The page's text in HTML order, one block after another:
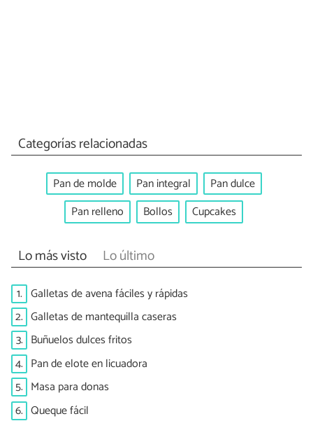
Categorías relacionadas
Pan de molde Pan integral
Pan dulce
Pan relleno
Bollos Cupcakes
Lo más visto Lo último
1. Galletas de avena fáciles y rápidas
2. Galletas de mantequilla caseras
3. Buñuelos dulces fritos
4. Pan de elote en licuadora
5. Masa para donas
6. Queque fácil